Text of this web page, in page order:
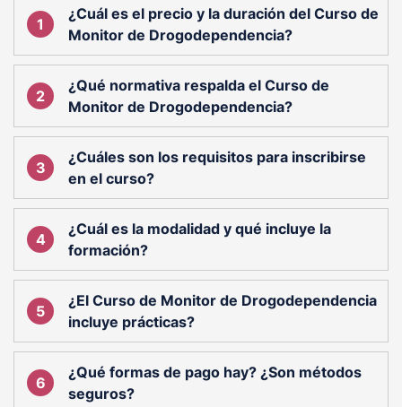
¿Cuál es el precio y la duración del Curso de
Monitor de Drogodependencia?
¿Qué normativa respalda el Curso de
Monitor de Drogodependencia?
¿Cuáles son los requisitos para inscribirse
en el curso?
¿Cuál es la modalidad y qué incluye la
formación?
¿El Curso de Monitor de Drogodependencia
incluye prácticas?
¿Qué formas de pago hay? ¿Son métodos
seguros?